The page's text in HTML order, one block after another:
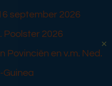
september 2026
Poolster 2026
Povinciën en v.m. Ned.
Guinea
✕